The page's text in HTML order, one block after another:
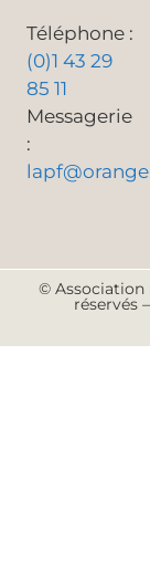
Téléphone :
(0)1 43 29
85 11
Messagerie
:
© Association
réservés